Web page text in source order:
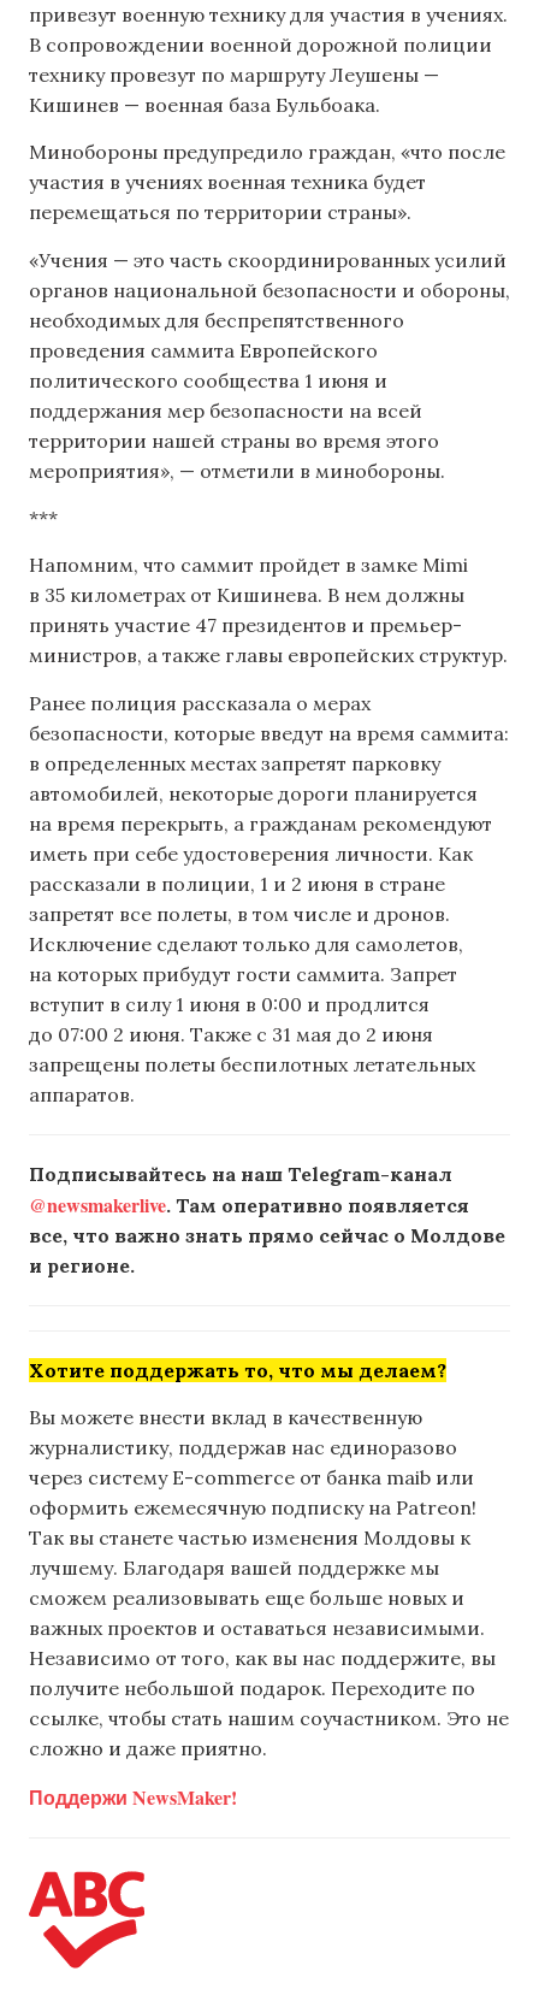
привезут военную технику для участия в учениях.
В сопровождении военной дорожной полиции
технику провезут по маршруту Леушены —
Кишинев — военная база Бульбоака.
Минобороны предупредило граждан, «что после
участия в учениях военная техника будет
перемещаться по территории страны».
«Учения — это часть скоординированных усилий
органов национальной безопасности и обороны,
необходимых для беспрепятственного
проведения саммита Европейского
политического сообщества 1 июня и
поддержания мер безопасности на всей
территории нашей страны во время этого
мероприятия», — отметили в минобороны.
***
Напомним, что саммит пройдет в замке Mimi
в 35 километрах от Кишинева. В нем должны
принять участие 47 президентов и премьер-
министров, а также главы европейских структур.
Ранее полиция рассказала о мерах
безопасности, которые введут на время саммита:
в определенных местах запретят парковку
автомобилей, некоторые дороги планируется
на время перекрыть, а гражданам рекомендуют
иметь при себе удостоверения личности. Как
рассказали в полиции, 1 и 2 июня в стране
запретят все полеты, в том числе и дронов.
Исключение сделают только для самолетов,
на которых прибудут гости саммита. Запрет
вступит в силу 1 июня в 0:00 и продлится
до 07:00 2 июня. Также с 31 мая до 2 июня
запрещены полеты беспилотных летательных
аппаратов.
Подписывайтесь на наш Telegram-канал
@newsmakerlive. Там оперативно появляется
все, что важно знать прямо сейчас о Молдове
и регионе.
Хотите поддержать то, что мы делаем?
Вы можете внести вклад в качественную
журналистику, поддержав нас единоразово
через систему E-commerce от банка maib или
оформить ежемесячную подписку на Patreon!
Так вы станете частью изменения Молдовы к
лучшему. Благодаря вашей поддержке мы
сможем реализовывать еще больше новых и
важных проектов и оставаться независимыми.
Независимо от того, как вы нас поддержите, вы
получите небольшой подарок. Переходите по
ссылке, чтобы стать нашим соучастником. Это не
сложно и даже приятно.
Поддержи NewsMaker!